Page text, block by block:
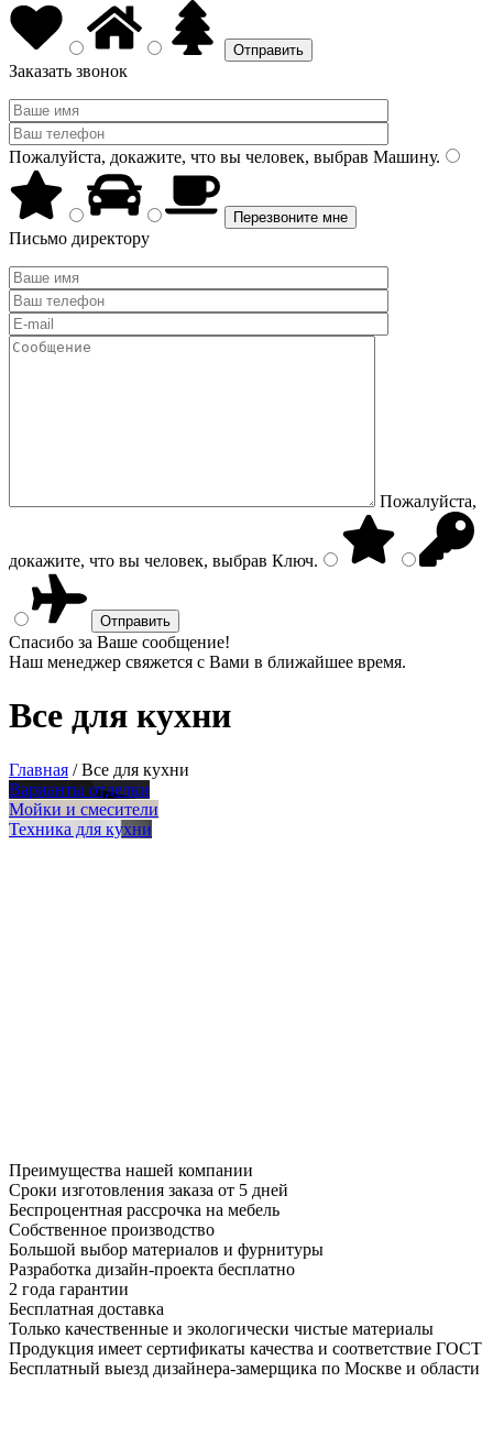
Заказать звонок
Пожалуйста, докажите, что вы человек, выбрав Машину.
Письмо директору
Пожалуйста,
докажите, что вы человек, выбрав Ключ.
Спасибо за Ваше сообщение!
Наш менеджер свяжется с Вами в ближайшее время.
Все для кухни
Главная /Все для кухни
Варианты отделки
Мойки и смесители
Техника для кухни
Преимущества нашей компании
Сроки изготовления заказа от 5 дней
Беспроцентная рассрочка на мебель
Собственное производство
Большой выбор материалов и фурнитуры
Разработка дизайн-проекта бесплатно
2 года гарантии
Бесплатная доставка
Только качественные и экологически чистые материалы
Продукция имеет сертификаты качества и соответствие ГОСТ
Бесплатный выезд дизайнера-замерщика по Москве и области